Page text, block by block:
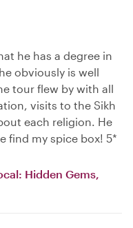
he has a degree in
obviously is well
tour flew by with all
visits to the Sikh
each religion. He
find my spice box! 5*
Hidden Gems,